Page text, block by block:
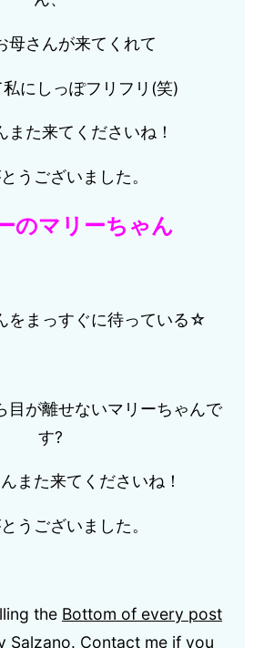
母さんが来てくれて
にしっぽフリフリ(笑)
また来てくださいね！
うございました。
のマリーちゃん
をまっすぐに待っている☆
目が離せないマリーちゃんで
す?
また来てくださいね！
うございました。
the Bottom of every post
Salzano. Contact me if you